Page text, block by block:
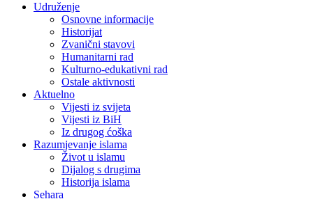
Udruženje
Osnovne informacije
Historijat
Zvanični stavovi
Humanitarni rad
Kulturno-edukativni rad
Ostale aktivnosti
Aktuelno
Vijesti iz svijeta
Vijesti iz BiH
Iz drugog ćoška
Razumjevanje islama
Život u islamu
Dijalog s drugima
Historija islama
Sehara